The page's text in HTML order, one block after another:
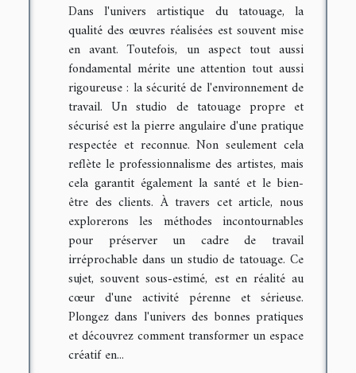
Dans l'univers artistique du tatouage, la
qualité des œuvres réalisées est souvent mise
en avant. Toutefois, un aspect tout aussi
fondamental mérite une attention tout aussi
rigoureuse : la sécurité de l'environnement de
travail. Un studio de tatouage propre et
sécurisé est la pierre angulaire d'une pratique
respectée et reconnue. Non seulement cela
reflète le professionnalisme des artistes, mais
cela garantit également la santé et le bien-
être des clients. À travers cet article, nous
explorerons les méthodes incontournables
pour préserver un cadre de travail
irréprochable dans un studio de tatouage. Ce
sujet, souvent sous-estimé, est en réalité au
cœur d'une activité pérenne et sérieuse.
Plongez dans l'univers des bonnes pratiques
et découvrez comment transformer un espace
créatif en...